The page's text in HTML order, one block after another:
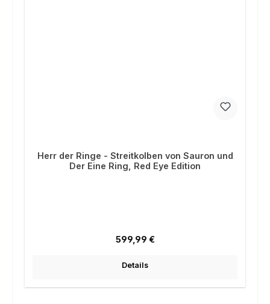
Herr der Ringe - Streitkolben von Sauron und
Der Eine Ring, Red Eye Edition
Regulärer Preis:
599,99 €
Details